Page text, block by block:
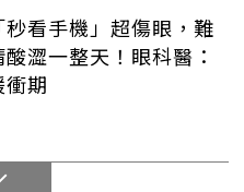
秒看手機」超傷眼，難
澀一整天！眼科醫：
衝期